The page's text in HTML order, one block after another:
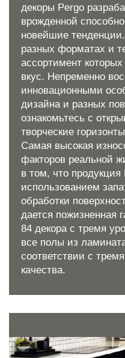
декоры Pergo
врожденной
новейшие
разных форматах и
ассортимент
вкус. Непременно
инновационными
дизайна и разных
ознакомьтесь с
творческие
Самая высокая
факторов реальной
в том, что продукция
использованием
обработки
дается пожизненная
84 декора с тремя
все полы из
соответствии с
качества.